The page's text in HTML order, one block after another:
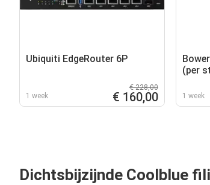
Ubiquiti EdgeRouter 6P
1 week
€ 228,00
€ 160,00
(per
1 week
Dichtsbijzijnde Coolblue